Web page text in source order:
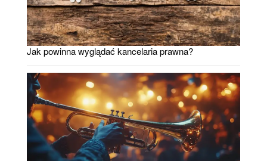
Jak powinna wyglądać kancelaria prawna?